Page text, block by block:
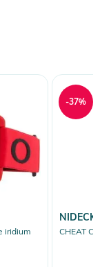
iridium CHEAT
-37%